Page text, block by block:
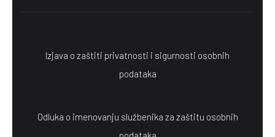
Izjava o zaštiti privatnosti i sigurnosti osobnih
podataka
Odluka o imenovanju službenika za zaštitu osobnih